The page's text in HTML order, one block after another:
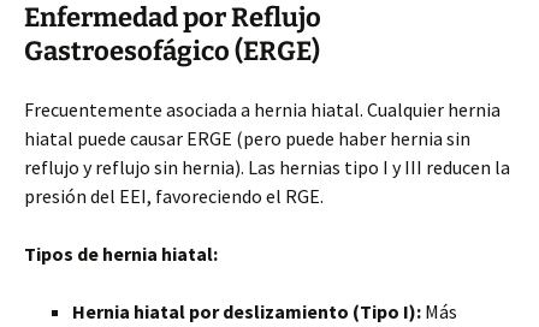
Enfermedad por Reflujo
Gastroesofágico (ERGE)
Frecuentemente asociada a hernia hiatal. Cualquier hernia
hiatal puede causar ERGE (pero puede haber hernia sin
reflujo y reflujo sin hernia). Las hernias tipo I y III reducen la
presión del EEI, favoreciendo el RGE.
Tipos de hernia hiatal:
Hernia hiatal por deslizamiento (Tipo I): Más